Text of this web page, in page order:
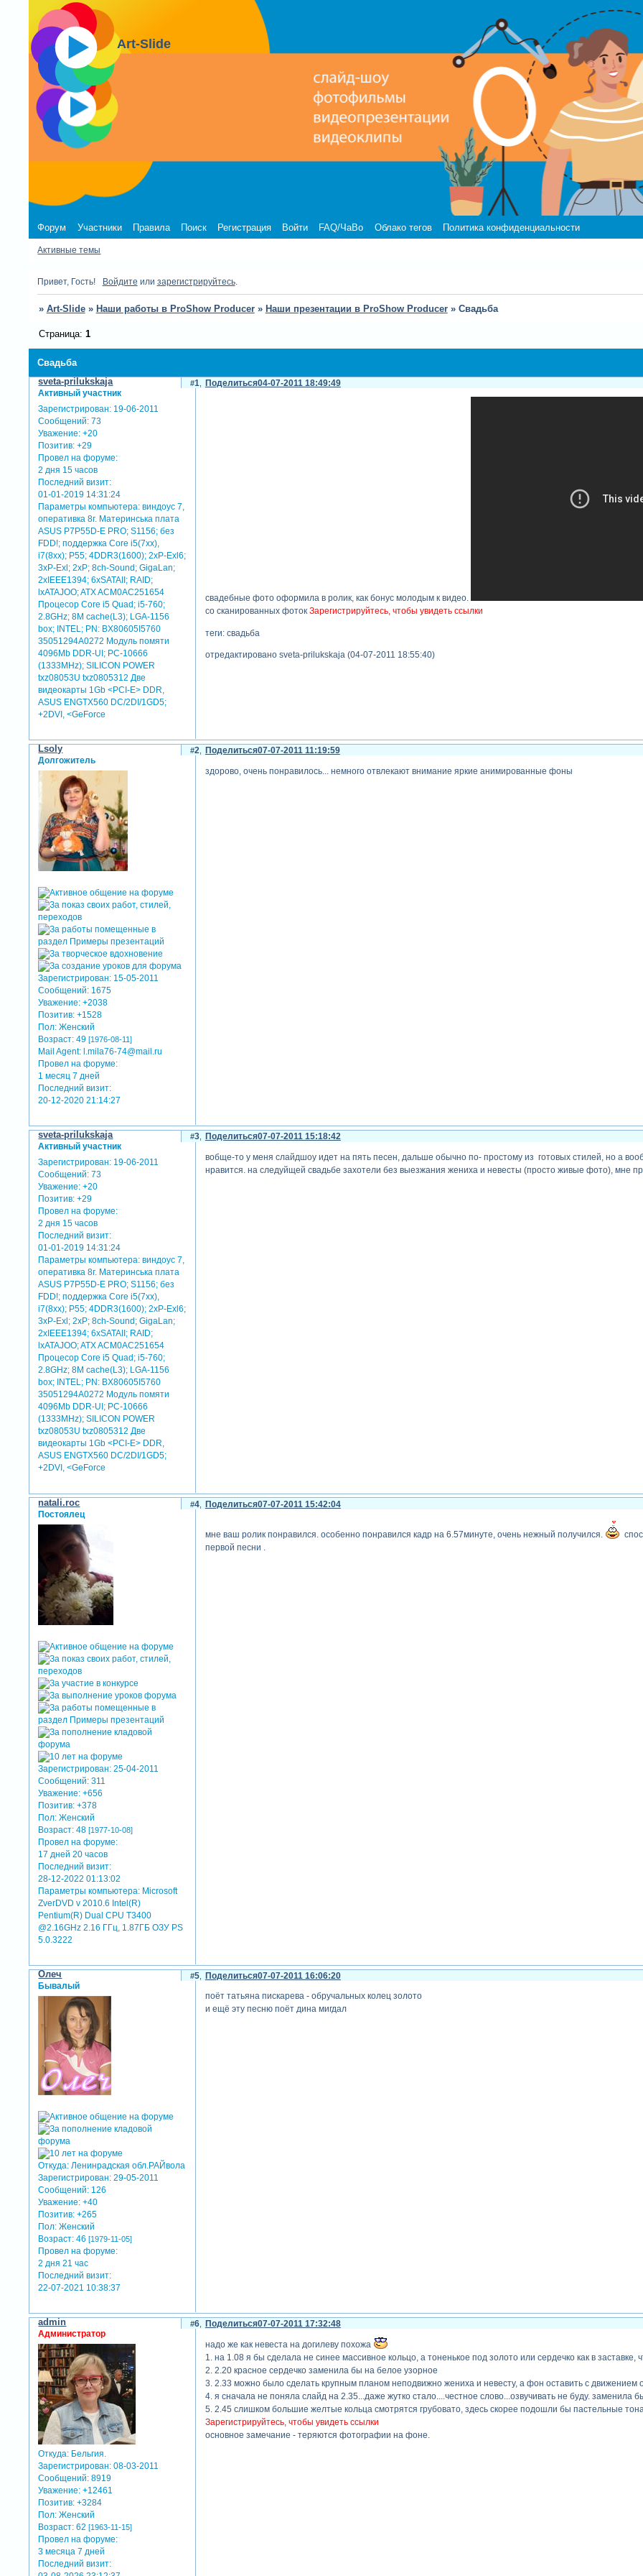
Art-Slide
Форум Участники Правила Поиск Регистрация Войти FAQ/ЧаВо Облако тегов Политика конфиденциальности
Активные темы
Привет, Гость! Войдите или зарегистрируйтесь.
» Art-Slide » Наши работы в ProShow Producer » Наши презентации в ProShow Producer » Свадьба
Свадьба
Страница: 1
Поделиться
1 04-07-2011 18:49:49
sveta-prilukskaja
Активный участник
Зарегистрирован: 19-06-2011
Сообщений: 73
Уважение: +20
Позитив: +29
Провел на форуме:
2 дня 15 часов
Последний визит:
01-01-2019 14:31:24
Параметры компьютера: виндоус 7,
оперативка 8г. Материнська плата
ASUS P7P55D-E PRO; S1156; без
FDD!; поддержка Core i5(7xx),
i7(8xx); P55; 4DDR3(1600); 2xP-Exl6;
3xP-Exl; 2xP; 8ch-Sound; GigaLan;
2xIEEE1394; 6xSATAII; RAID;
lxATAJOO; ATX ACM0AC251654
Процесор Core i5 Quad; i5-760;
2.8GHz; 8M cache(L3); LGA-1156
box; INTEL; PN: BX80605I5760
35051294A0272 Модуль помяти
4096Mb DDR-UI; PC-10666
(1333MHz); SILICON POWER
txz08053U txz0805312 Две
видеокарты 1Gb <PCI-E> DDR,
ASUS ENGTX560 DC/2DI/1GD5;
+2DVI, <GeForce
свадебные фото оформила в ролик, как бонус молодым к видео.
со сканированных фоток Зарегистрируйтесь, чтобы увидеть ссылки
теги: свадьба
отредактировано sveta-prilukskaja (04-07-2011 18:55:40)
Поделиться
2 07-07-2011 11:19:59
Lsoly
Долгожитель
Зарегистрирован: 15-05-2011
Сообщений: 1675
Уважение: +2038
Позитив: +1528
Пол: Женский
Возраст: 49[1976-08-11]
Mail Agent: l.mila76-74@mail.ru
Провел на форуме:
1 месяц 7 дней
Последний визит:
20-12-2020 21:14:27
здорово, очень понравилось... немного отвлекают внимание яркие анимированные фоны
Поделиться
3 07-07-2011 15:18:42
sveta-prilukskaja
Активный участник
Зарегистрирован: 19-06-2011
Сообщений: 73
Уважение: +20
Позитив: +29
Провел на форуме:
2 дня 15 часов
Последний визит:
01-01-2019 14:31:24
Параметры компьютера: виндоус 7,
оперативка 8г. Материнська плата
ASUS P7P55D-E PRO; S1156; без
FDD!; поддержка Core i5(7xx),
i7(8xx); P55; 4DDR3(1600); 2xP-Exl6;
3xP-Exl; 2xP; 8ch-Sound; GigaLan;
2xIEEE1394; 6xSATAII; RAID;
lxATAJOO; ATX ACM0AC251654
Процесор Core i5 Quad; i5-760;
2.8GHz; 8M cache(L3); LGA-1156
box; INTEL; PN: BX80605I5760
35051294A0272 Модуль помяти
4096Mb DDR-UI; PC-10666
(1333MHz); SILICON POWER
txz08053U txz0805312 Две
видеокарты 1Gb <PCI-E> DDR,
ASUS ENGTX560 DC/2DI/1GD5;
+2DVI, <GeForce
вобще-то у меня слайдшоу идет на пять песен, дальше обычно по- простому из готовых стилей, но а
нравится. на следуйщей свадьбе захотели без выезжания жениха и невесты (просто живые фото), мне
Поделиться
4 07-07-2011 15:42:04
natali.roc
Постоялец
Зарегистрирован: 25-04-2011
Сообщений: 311
Уважение: +656
Позитив: +378
Пол: Женский
Возраст: 48[1977-10-08]
Провел на форуме:
17 дней 20 часов
Последний визит:
28-12-2022 01:13:02
Параметры компьютера: Microsoft
ZverDVD v 2010.6 Intel(R)
Pentium(R) Dual CPU T3400
@2.16GHz 2.16 ГГц, 1.87ГБ OЗУ PS
5.0.3222
мне ваш ролик понравился. особенно понравился кадр на 6.57минуте, очень нежный получился.
первой песни .
Поделиться
5 07-07-2011 16:06:20
Олеч
Бывалый
Откуда: Ленинрадская обл.РАЙвола
Зарегистрирован: 29-05-2011
Сообщений: 126
Уважение: +40
Позитив: +265
Пол: Женский
Возраст: 46[1979-11-05]
Провел на форуме:
2 дня 21 час
Последний визит:
22-07-2021 10:38:37
поёт татьяна пискарева - обручальных колец золото
и ещё эту песню поёт дина мигдал
Поделиться
6 07-07-2011 17:32:48
admin
Администратор
Откуда: Бельгия.
Зарегистрирован: 08-03-2011
Сообщений: 8919
Уважение: +12461
Позитив: +3284
Пол: Женский
Возраст: 62[1963-11-15]
Провел на форуме:
3 месяца 7 дней
Последний визит:
надо же как невеста на догилеву похожа
1. на 1.08 я бы сделала не синее массивное кольцо, а тоненькое под золото или сердечко как в
2. 2.20 красное сердечко заменила бы на белое узорное
3. 2.33 можно было сделать крупным планом неподвижно жениха и невесту, а фон оставить с движением
4. я сначала не поняла слайд на 2.35...даже жутко стало....честное слово...озвучивать не буду. заменила
5. 2.45 слишком большие желтые кольца смотрятся грубовато, здесь скорее подошли бы пастельные
Зарегистрируйтесь, чтобы увидеть ссылки
основное замечание - теряются фотографии на фоне.